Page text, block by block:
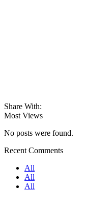
Share With:
Most Views
No posts were found.
Recent Comments
All
All
All